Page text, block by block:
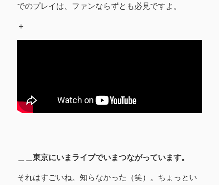
でのプレイは、ファンならずとも必見ですよ。
＋
＿＿東京にいまライブでいまつながっています。
それはすごいね。知らなかった（笑）。ちょっとい